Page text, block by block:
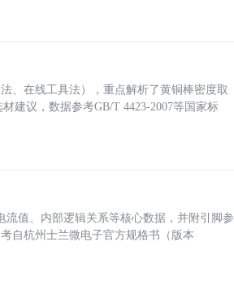
、在线工具法），重点解析了黄铜棒密度取
建议，数据参考GB/T 4423-2007等国家标
流值、内部逻辑关系等核心数据，并附引脚参
自杭州士兰微电子官方规格书（版本